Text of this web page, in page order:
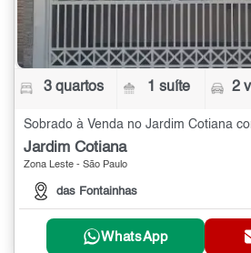
3 quartos 1 suíte 2
Sobrado à Venda no Jardim Cotiana
Jardim Cotiana
Zona Leste - São Paulo
das Fontainhas
WhatsApp